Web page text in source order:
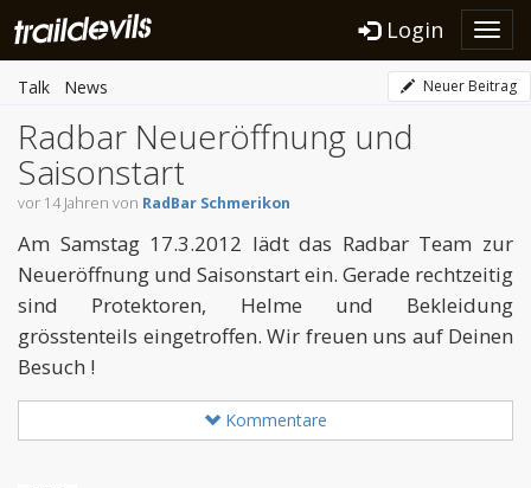
Login
Talk News Neuer Beitrag
Radbar Neueröffnung und
Saisonstart
vor 14 Jahren von RadBar Schmerikon
Am Samstag 17.3.2012 lädt das Radbar Team zur
Neueröffnung und Saisonstart ein. Gerade rechtzeitig
sind Protektoren, Helme und Bekleidung
grösstenteils eingetroffen. Wir freuen uns auf Deinen
Besuch !
Kommentare